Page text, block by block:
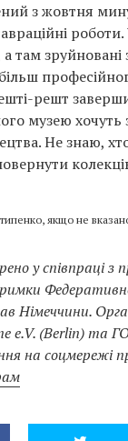
з жовтня
там зруйновані
решт
музею хочуть
Не знаю,
якщо не
у співпраці з
Німеччини.
e.V. (Berlin) та
на соцмережі